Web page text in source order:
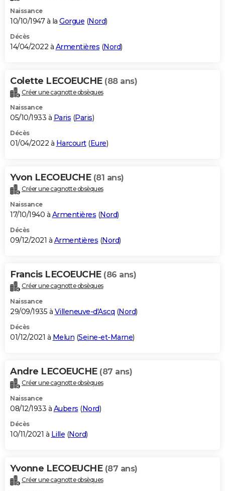
Naissance
10/10/1947 à la Gorgue (Nord)
Décès
14/04/2022 à Armentières (Nord)
Colette LECOEUCHE (88 ans)
Créer une cagnotte obsèques
Naissance
05/10/1933 à Paris (Paris)
Décès
01/04/2022 à Harcourt(Eure)
Yvon LECOEUCHE (81 ans)
Créer une cagnotte obsèques
Naissance
17/10/1940 à Armentières (Nord)
Décès
09/12/2021 à Armentières (Nord)
Francis LECOEUCHE (86 ans)
Créer une cagnotte obsèques
Naissance
29/09/1935 à Villeneuve-d'Ascq (Nord)
Décès
01/12/2021 à Melun (Seine-et-Marne)
Andre LECOEUCHE (87 ans)
Créer une cagnotte obsèques
Naissance
08/12/1933 à Aubers (Nord)
Décès
10/11/2021 à Lille (Nord)
Yvonne LECOEUCHE (87 ans)
Créer une cagnotte obsèques